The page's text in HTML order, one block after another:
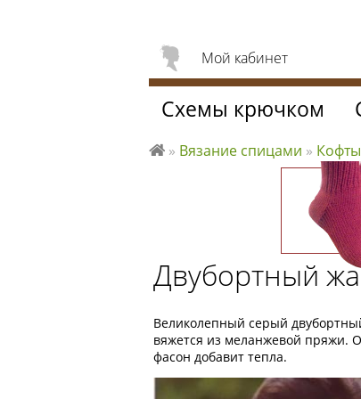
Двубортный
Великолепный серый
вяжется из меланжевой пряжи.
фасон добавит тепла.
Мой кабинет
Схемы крючком
вя
ть
» Вязание спицами »